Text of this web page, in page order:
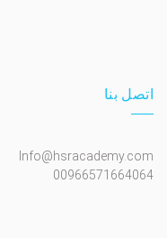
اتصل بنا
Info@hsracademy.com
00966571664064